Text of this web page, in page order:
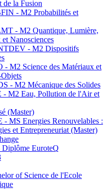
de la Fusion
- M2 Probabilités et
- M2 Quantique, Lumière,
Nanosciences
- M2 Dispositifs
- M2 Science des Matériaux et
- M2 Mécanique des Solides
- M2 Eau, Pollution de l'Air et
(Master)
- MS Energies Renouvelables :
et Entrepreneuriat (Master)
Diplôme EuroteQ
of Science de l'Ecole